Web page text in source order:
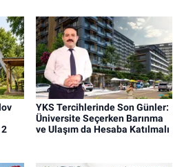
YKS Tercihlerinde Son Günler:
Üniversite Seçerken Barınma
ve Ulaşım da Hesaba Katılmalı